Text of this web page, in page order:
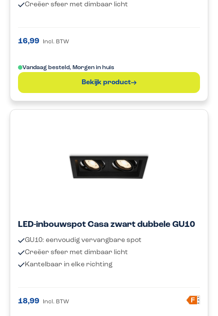
Creëer sfeer met dimbaar licht
16,99 Incl. BTW
Vandaag besteld, Morgen in huis
Bekijk product
LED-inbouwspot Casa zwart dubbele GU10
GU10: eenvoudig vervangbare spot
Creëer sfeer met dimbaar licht
Kantelbaar in elke richting
18,99 Incl. BTW F A
G